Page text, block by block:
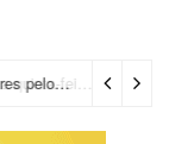
Prefeitura certifica 4,6 mil trabalhadores pelo programa Treinar para Empregar e realiza Feirão de Empregabilidade